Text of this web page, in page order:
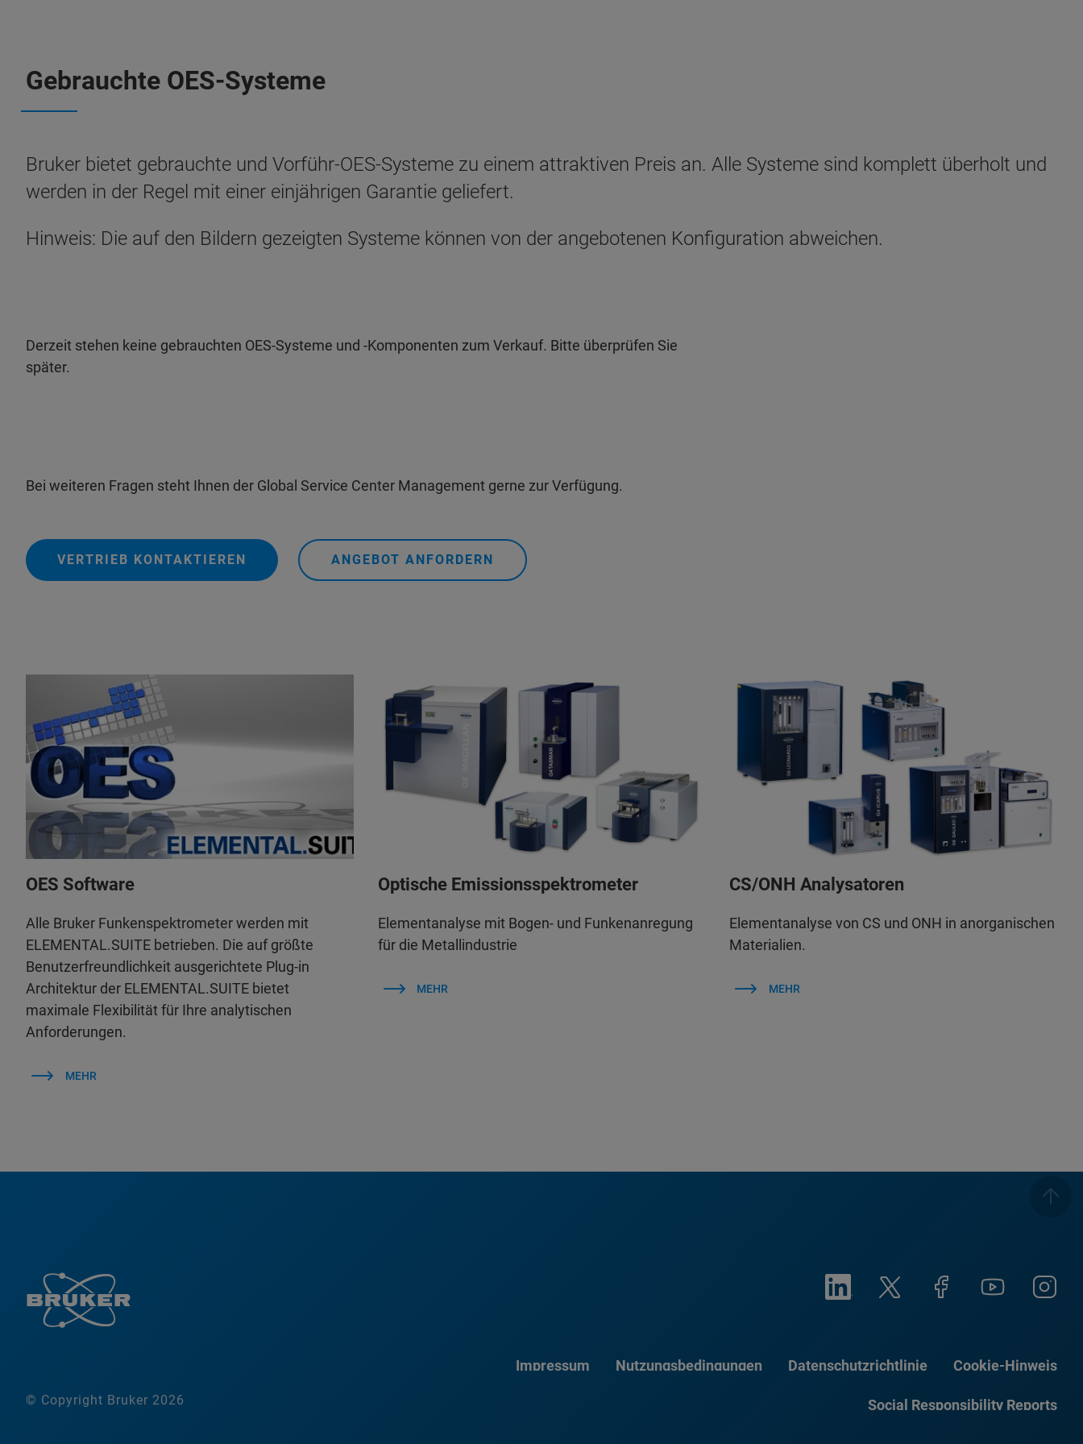
Gebrauchte OES-Systeme
Bruker bietet gebrauchte und Vorführ-OES-Systeme zu einem attraktiven Preis an. Alle Systeme sind komplett überholt und
werden in der Regel mit einer einjährigen Garantie geliefert.
Hinweis: Die auf den Bildern gezeigten Systeme können von der angebotenen Konfiguration abweichen.
Derzeit stehen keine gebrauchten OES-Systeme und -Komponenten zum Verkauf. Bitte überprüfen Sie
später.
Bei weiteren Fragen steht Ihnen der Global Service Center Management gerne zur Verfügung.
VERTRIEB KONTAKTIEREN ANGEBOT ANFORDERN
OES Software
Alle Bruker Funkenspektrometer werden mit
ELEMENTAL.SUITE betrieben. Die auf größte
Benutzerfreundlichkeit ausgerichtete Plug-in
Architektur der ELEMENTAL.SUITE bietet
maximale Flexibilität für Ihre analytischen
Anforderungen.
MEHR
Optische Emissionsspektrometer
Elementanalyse mit Bogen- und Funkenanregung
für die Metallindustrie
MEHR
CS/ONH Analysatoren
Elementanalyse von CS und ONH in anorganischen
Materialien.
MEHR
© Copyright Bruker 2026
Impressum Nutzungsbedingungen Datenschutzrichtlinie Cookie-Hinweis
Social Responsibility Reports